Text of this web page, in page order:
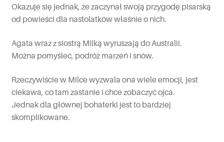
Okazuje się jednak, że zaczynał swoją przygodę pisarską
od powieści dla nastolatków właśnie o nich.
Agata wraz z siostrą Milką wyruszają do Australii.
Można pomyśleć, podróż marzeń i snów.
Rzeczywiście w Milce wyzwala ona wiele emocji, jest
ciekawa, co tam zastanie i chce zobaczyć ojca.
Jednak dla głównej bohaterki jest to bardziej
skomplikowane.